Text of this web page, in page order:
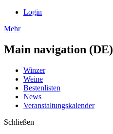
Login
Mehr
Main navigation (DE)
Winzer
Weine
Bestenlisten
News
Veranstaltungskalender
Schließen